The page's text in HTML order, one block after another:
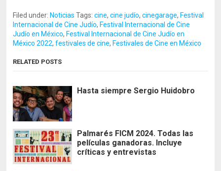
Filed under: Noticias Tags:cine,cine judío,cinegarage, Festival
Internacional de Cine Judío, Festival Internacional de Cine
Judío en México, Festival Internacional de Cine Judío en
México 2022,festivales de cine, Festivales de Cine en México
RELATED POSTS
Hasta siempre Sergio Huidobro
Palmarés FICM 2024. Todas las
películas ganadoras. Incluye
críticas y entrevistas